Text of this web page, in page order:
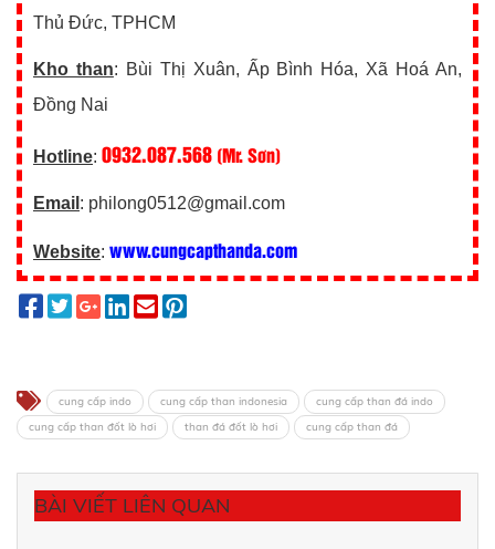
Thủ Đức, TPHCM
Kho than: Bùi Thị Xuân, Ấp Bình Hóa, Xã Hoá An,
Đồng Nai
Hotline: 0932.087.568 (Mr. Sơn)
Email : philong0512@gmail.com
Website: www.cungcapthanda.com
cung cấp indo cung cấp than indonesia
cung cấp than đá indo
cung cấp than đốt lò hơi
than đá đốt lò hơi cung cấp than đá
BÀI VIẾT LIÊN QUAN